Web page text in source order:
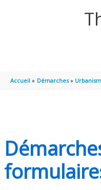
Accueil Démarches